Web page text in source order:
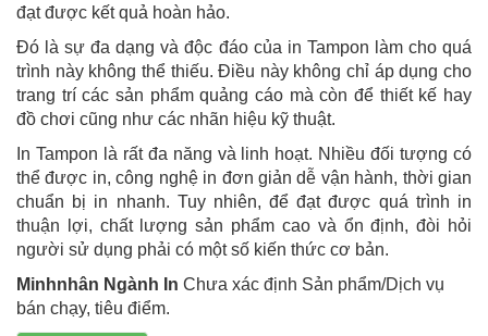
đạt được kết quả hoàn hảo.
Đó là sự đa dạng và độc đáo của in Tampon làm cho quá
trình này không thể thiếu. Điều này không chỉ áp dụng cho
trang trí các sản phẩm quảng cáo mà còn để thiết kế hay
đồ chơi cũng như các nhãn hiệu kỹ thuật.
In Tampon là rất đa năng và linh hoạt. Nhiều đối tượng có
thể được in, công nghệ in đơn giản dễ vận hành, thời gian
chuẩn bị in nhanh. Tuy nhiên, để đạt được quá trình in
thuận lợi, chất lượng sản phẩm cao và ổn định, đòi hỏi
người sử dụng phải có một số kiến thức cơ bản.
Minhnhân Ngành In Chưa xác định Sản phẩm/Dịch vụ
bán chạy, tiêu điểm.